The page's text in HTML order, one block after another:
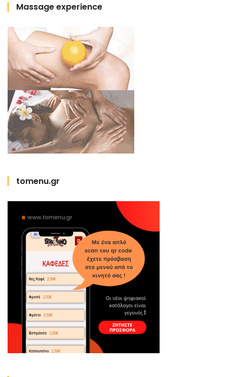
Massage experience
tomenu.gr